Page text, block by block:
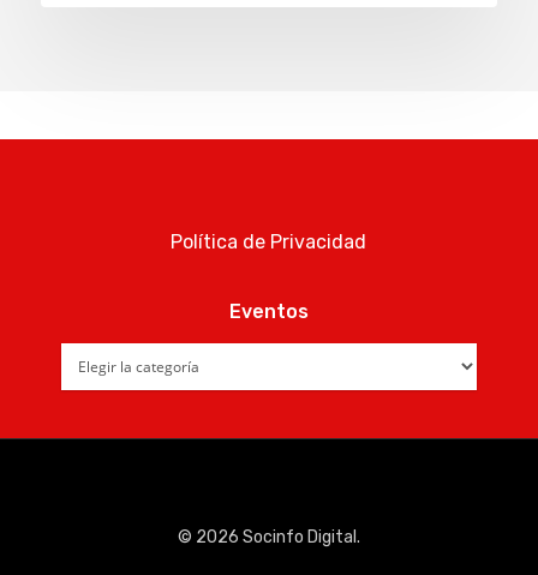
Política de Privacidad
Eventos
© 2026 Socinfo Digital.